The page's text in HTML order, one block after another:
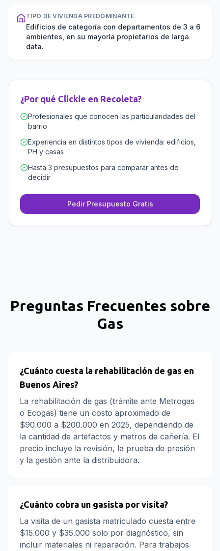
TIPO DE VIVIENDA PREDOMINANTE
Edificios de categoría con departamentos de 3 a 6
ambientes, en su mayoría propietarios de larga
data.
¿Por qué Clickie en Recoleta?
Profesionales que conocen las particularidades del
barrio
Experiencia en distintos tipos de vivienda: edificios,
PH y casas
Hasta 3 presupuestos para comparar antes de
decidir
Pedir Presupuesto Gratis
Preguntas Frecuentes sobre
Gas
¿Cuánto cuesta la rehabilitación de gas en
Buenos Aires?
La rehabilitación de gas (trámite ante Metrogas
o Ecogas) tiene un costo aproximado de
$90.000 a $200.000 en 2025, dependiendo de
la cantidad de artefactos y metros de cañería. El
precio incluye la revisión, la prueba de presión
y la gestión ante la distribuidora.
¿Cuánto cobra un gasista por visita?
La visita de un gasista matriculado cuesta entre
$15.000 y $35.000 solo por diagnóstico, sin
incluir materiales ni reparación. Para trabajos